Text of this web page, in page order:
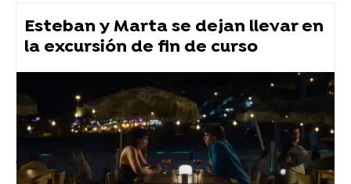
Esteban y Marta se dejan llevar en
la excursión de fin de curso
atresplayer
Atresplayer Premium » FoQ: La nueva generación » Noticias